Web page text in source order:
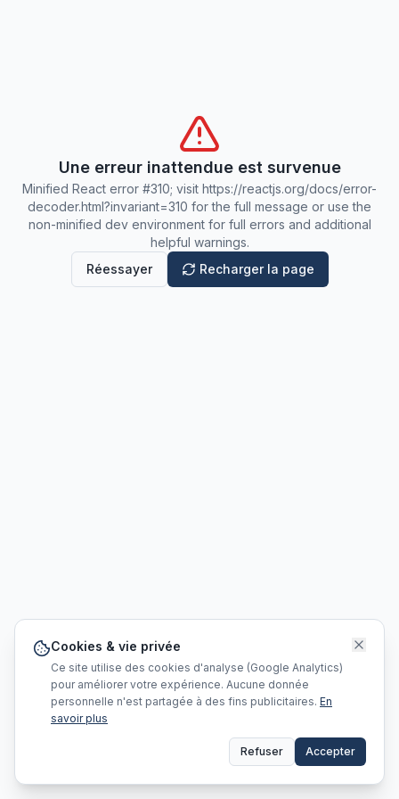
Une erreur inattendue est survenue
Minified React error #310; visit https://reactjs.org/docs/error-
decoder.html?invariant=310 for the full message or use the
non-minified dev environment for full errors and additional
helpful warnings.
Réessayer
Recharger la page
Cookies & vie privée
Ce site utilise des cookies d'analyse (Google Analytics)
pour améliorer votre expérience. Aucune donnée
personnelle n'est partagée à des fins publicitaires. En
savoir plus
Refuser Accepter